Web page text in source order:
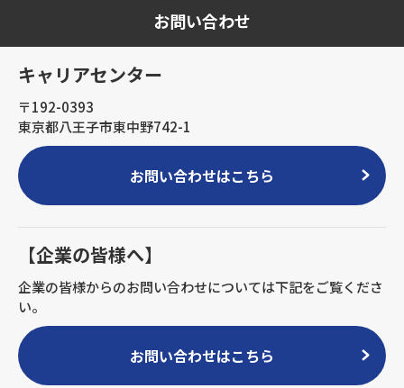
お問い合わせ
キャリアセンター
〒192-0393
東京都八王子市東中野742-1
お問い合わせはこちら
【企業の皆様へ】
企業の皆様からのお問い合わせについては下記をご覧くださ
い。
お問い合わせはこちら